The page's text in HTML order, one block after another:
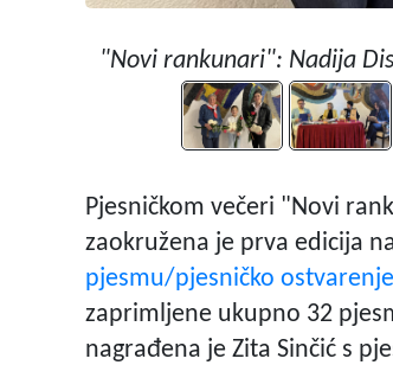
"Novi rankunari": Nadija
Pjesničkom večeri "Novi
zaokružena je prva edicija
pjesmu/pjesničko
zaprimljene ukupno 32
nagrađena je Zita Sinčić s